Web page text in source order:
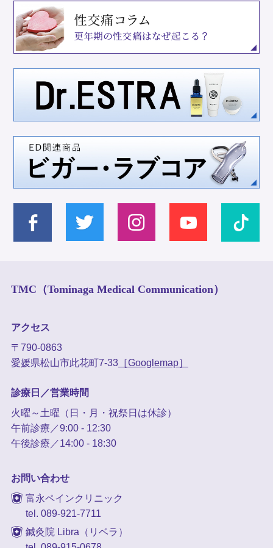
TMC（Tominaga Medical Communication）
アクセス
〒790-0863
愛媛県松山市此花町7-33［Googlemap］
診療日／営業時間
火曜～土曜（日・月・祝祭日は休診）
午前診療／9:00 - 12:30
午後診療／14:00 - 18:30
お問い合わせ
富永ペインクリニック
tel. 089-921-7711
鍼灸院 Libra（リベラ）